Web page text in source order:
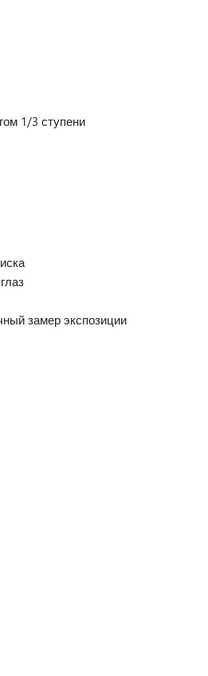
1/3 ступени
замер экспозиции